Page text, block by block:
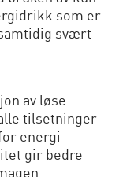
som er
svært
av løse
tilsetninger
energi
gir bedre